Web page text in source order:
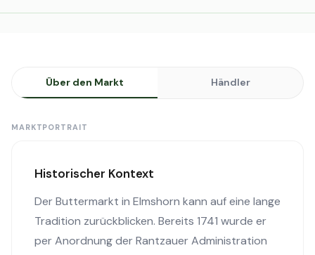
Über den Markt Händler
MARKTPORTRAIT
Historischer Kontext
Der Buttermarkt in Elmshorn kann auf eine lange
Tradition zurückblicken. Bereits 1741 wurde er
per Anordnung der Rantzauer Administration